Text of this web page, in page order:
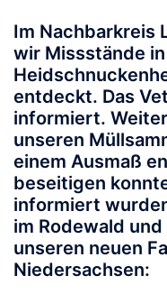
Im Nachbarkreis
wir Missstände
entdeckt. Das
informiert.
unseren
einem Ausmaß
beseitigen
informiert
im Rodewald
unseren neuen
Niedersachsen: